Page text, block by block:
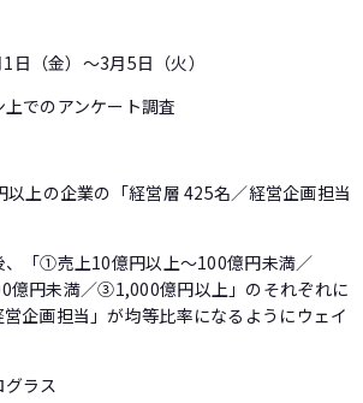
（金）～3月5日（火）
でのアンケート調査
上の企業の「経営層 425名／経営企画担当
、「①売上10億円以上～100億円未満／
円未満／③1,000億円以上」のそれぞれに
企画担当」が均等比率になるようにウェイ
ラス